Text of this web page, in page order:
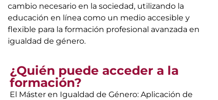
cambio necesario en la sociedad, utilizando la
educación en línea como un medio accesible y
flexible para la formación profesional avanzada en
igualdad de género.
¿Quién puede acceder a la
formación?
El Máster en Igualdad de Género: Aplicación de